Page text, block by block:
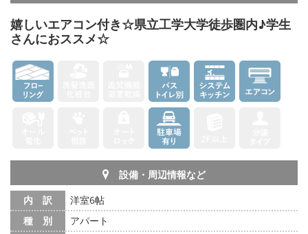
嬉しいエアコン付き☆県立工学大学徒歩圏内♪学生
さんにおススメ☆
設備・周辺情報など
内 訳
洋室6帖
種 別
アパート